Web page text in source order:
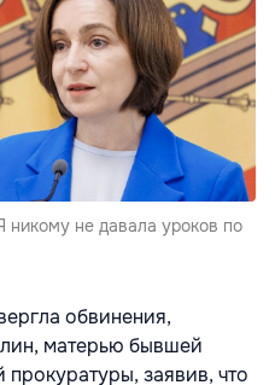
никому не давала уроков по
обвинения,
матерью бывшей
заявив, что